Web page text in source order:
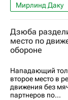
Мирлинд Даку
Спартак
РПЛ 2026-2027
Элдар Чивич
Дзюба
место по
обороне
Нападающий
второе место в
движения без
партнеров по...